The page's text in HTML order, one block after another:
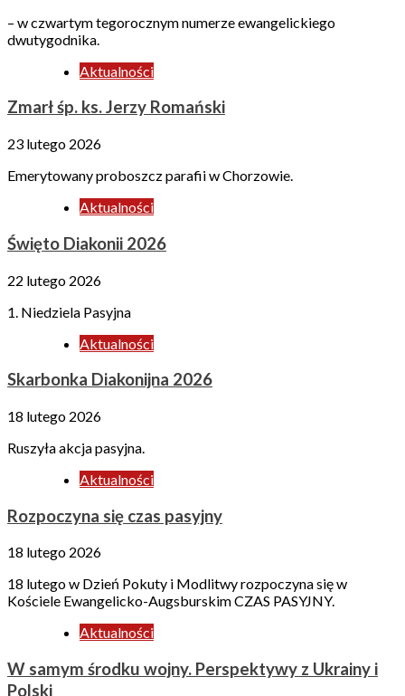
– w czwartym tegorocznym numerze ewangelickiego
dwutygodnika.
Aktualności
Zmarł śp. ks. Jerzy Romański
23 lutego 2026
Emerytowany proboszcz parafii w Chorzowie.
Aktualności
Święto Diakonii 2026
22 lutego 2026
1. Niedziela Pasyjna
Aktualności
Skarbonka Diakonijna 2026
18 lutego 2026
Ruszyła akcja pasyjna.
Aktualności
Rozpoczyna się czas pasyjny
18 lutego 2026
18 lutego w Dzień Pokuty i Modlitwy rozpoczyna się w
Kościele Ewangelicko-Augsburskim CZAS PASYJNY.
Aktualności
W samym środku wojny. Perspektywy z Ukrainy i
Polski